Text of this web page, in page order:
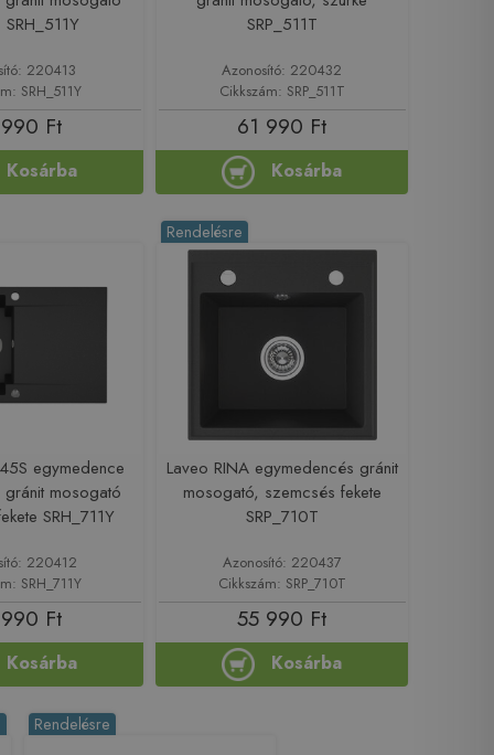
220413
SRH_511Y
Ft
Kosárba
SRP_511T
Azonosító: 220432
Cikkszám: SRP_511T
61 990 Ft
Kosárba
egymedence
mosogató
SRH_711Y
220412
SRH_711Y
Ft
Kosárba
Rendelésre
Laveo RINA egymedencés gránit
mosogató, szemcsés fekete
SRP_710T
Azonosító: 220437
Cikkszám: SRP_710T
55 990 Ft
Kosárba
Rendelésre